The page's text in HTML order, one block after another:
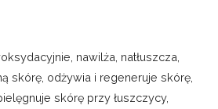
nawilża, natłuszcza,
skórę, odżywia i regeneruje skórę,
skórę przy łuszczycy,